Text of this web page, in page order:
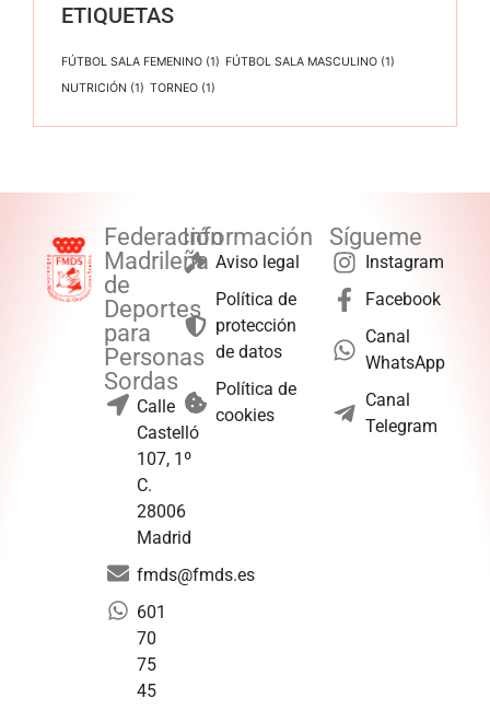
ETIQUETAS
FÚTBOL SALA FEMENINO (1) FÚTBOL SALA MASCULINO (1)
NUTRICIÓN (1) TORNEO (1)
Federación
Madrileña
de
Deportes
para
Personas
Sordas
Calle
Castelló
107, 1º
C.
28006
Madrid
fmds@fmds.es
601
70
75
45
Información
Aviso legal
Política de
protección
de datos
Política de
cookies
Sígueme
Instagram
Facebook
Canal
WhatsApp
Canal
Telegram